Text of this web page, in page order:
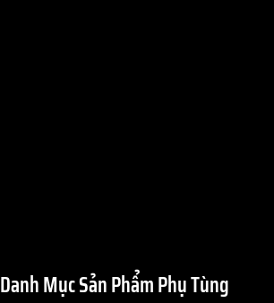
Danh Mục Sản Phẩm Phụ Tùng